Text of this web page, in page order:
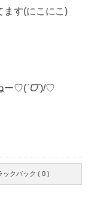
ます(にこにこ)
ー♡(ˊᗜˋ)/♡
ックバック ( 0 )